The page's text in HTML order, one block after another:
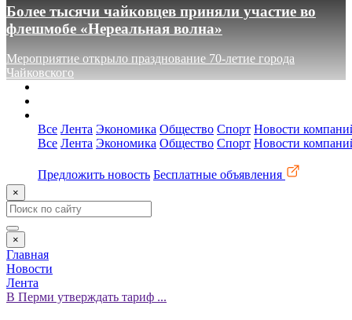
Более тысячи чайковцев приняли участие во
флешмобе «Нереальная волна»
Мероприятие открыло празднование 70-летие города
Чайковского
Все Лента Экономика Общество Спорт Новости
Все Лента Экономика Общество Спорт Новости
Предложить новость Бесплатные объявления
×
×
Главная
Новости
Лента
В Перми утверждать тариф ...